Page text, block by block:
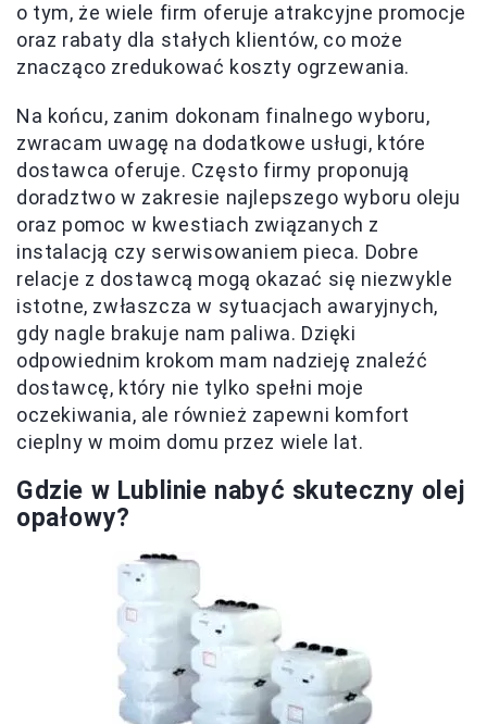
o tym, że wiele firm oferuje atrakcyjne promocje
oraz rabaty dla stałych klientów, co może
znacząco zredukować koszty ogrzewania.
Na końcu, zanim dokonam finalnego wyboru,
zwracam uwagę na dodatkowe usługi, które
dostawca oferuje. Często firmy proponują
doradztwo w zakresie najlepszego wyboru oleju
oraz pomoc w kwestiach związanych z
instalacją czy serwisowaniem pieca. Dobre
relacje z dostawcą mogą okazać się niezwykle
istotne, zwłaszcza w sytuacjach awaryjnych,
gdy nagle brakuje nam paliwa. Dzięki
odpowiednim krokom mam nadzieję znaleźć
dostawcę, który nie tylko spełni moje
oczekiwania, ale również zapewni komfort
cieplny w moim domu przez wiele lat.
Gdzie w Lublinie nabyć skuteczny olej
opałowy?